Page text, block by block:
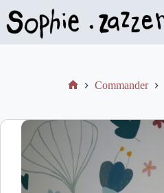
Commander